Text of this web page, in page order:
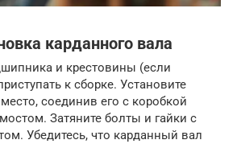
карданного вала
и крестовины (если
к сборке. Установите
соединив его с коробкой
Затяните болты и гайки с
Убедитесь, что карданный вал